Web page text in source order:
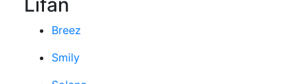
Lifan
Breez
Smily